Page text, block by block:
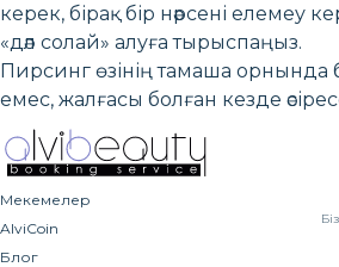
керек, бірақ бір нәрсені елемеу
«дәл солай» алуға тырыспаңыз.
Пирсинг өзінің тамаша орнында
емес, жалғасы болған кезде
Мекемелер
AlviCoin
Блог